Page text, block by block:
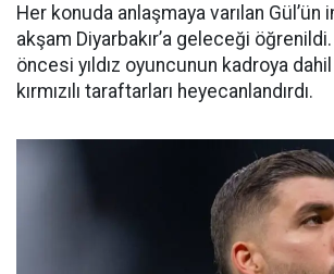
Her konuda anlaşmaya varılan Gül’ün
akşam Diyarbakır’a geleceği
öncesi yıldız oyuncunun kadroya
kırmızılı taraftarları heyecanlandırdı.